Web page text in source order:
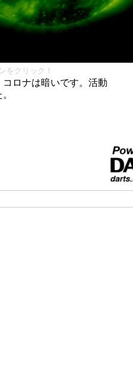
をクリック！
ロナは暗いです。活動